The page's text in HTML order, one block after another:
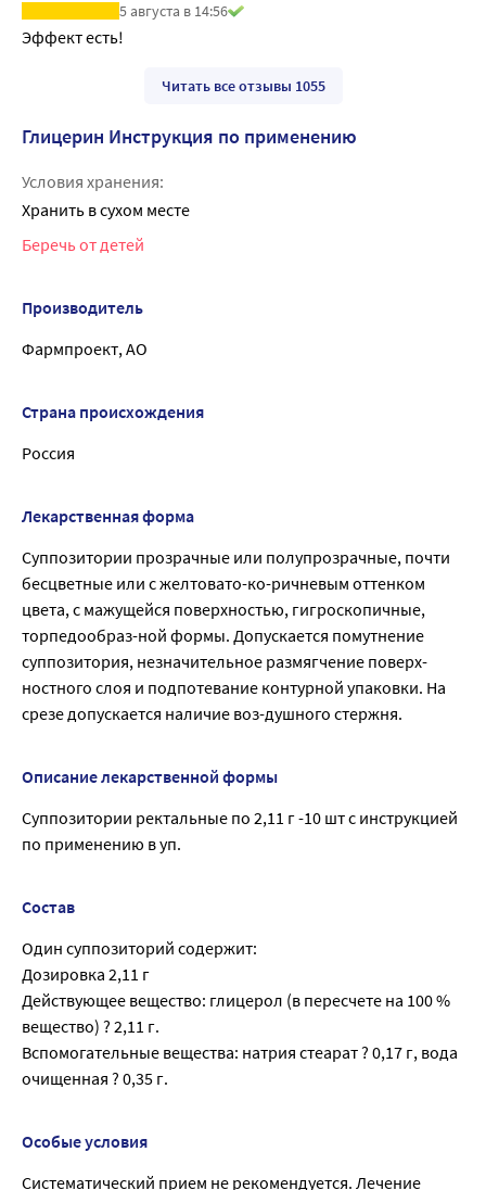
5 августа в 14:56
Эффект есть!
Читать все отзывы 1055
Глицерин Инструкция по применению
Условия хранения:
Хранить в сухом месте
Беречь от детей
Производитель
Фармпроект, АО
Страна происхождения
Россия
Лекарственная форма
Суппозитории прозрачные или полупрозрачные, почти
бесцветные или с желтовато-ко-ричневым оттенком
цвета, с мажущейся поверхностью, гигроскопичные,
торпедообраз-ной формы. Допускается помутнение
суппозитория, незначительное размягчение поверх-
ностного слоя и подпотевание контурной упаковки. На
срезе допускается наличие воз-душного стержня.
Описание лекарственной формы
Суппозитории ректальные по 2,11 г -10 шт с инструкцией
по применению в уп.
Состав
Один суппозиторий содержит:
Дозировка 2,11 г
Действующее вещество: глицерол (в пересчете на 100 %
вещество) ? 2,11 г.
Вспомогательные вещества: натрия стеарат ? 0,17 г, вода
очищенная ? 0,35 г.
Особые условия
Систематический прием не рекомендуется. Лечение